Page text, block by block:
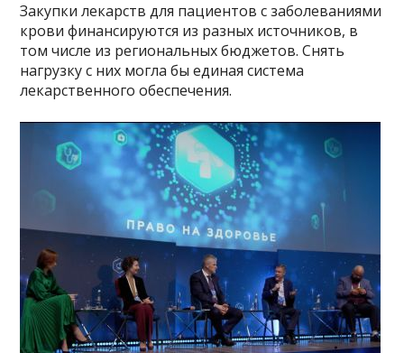
Закупки лекарств для пациентов с заболеваниями
крови финансируются из разных источников, в
том числе из региональных бюджетов. Снять
нагрузку с них могла бы единая система
лекарственного обеспечения.